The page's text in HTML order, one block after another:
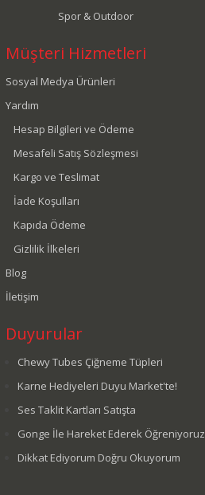
Spor & Outdoor
Müşteri Hizmetleri
Sosyal Medya Ürünleri
Yardım
Hesap Bilgileri ve Ödeme
Mesafeli Satış Sözleşmesi
Kargo ve Teslimat
İade Koşulları
Kapıda Ödeme
Gizlilik İlkeleri
Blog
İletişim
Duyurular
Chewy Tubes Çiğneme Tüpleri
Karne Hediyeleri Duyu Market'te!
Ses Taklit Kartları Satışta
Gonge İle Hareket Ederek Öğreniyoruz
Dikkat Ediyorum Doğru Okuyorum